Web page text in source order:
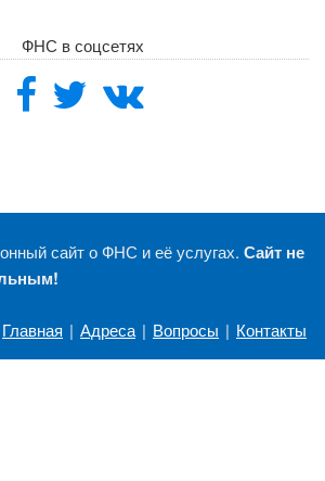
ФНС в соцсетях
сайт о ФНС и её услугах. Сайт не
Главная | Адреса | Вопросы | Контакты